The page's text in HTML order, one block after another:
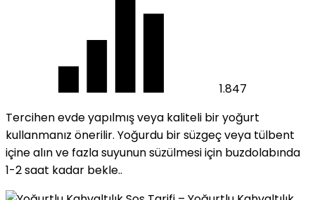
1.847
Tercihen evde yapılmış veya kaliteli bir yoğurt
kullanmanız önerilir. Yoğurdu bir süzgeç veya tülbent
içine alın ve fazla suyunun süzülmesi için buzdolabında
1-2 saat kadar bekle..